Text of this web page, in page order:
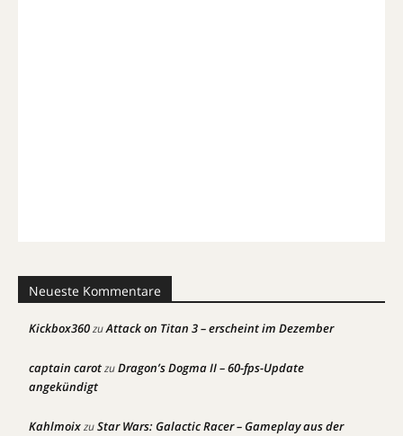
Neueste Kommentare
Kickbox360zuAttack on Titan 3 – erscheint im Dezember
captain carotzuDragon’s Dogma II – 60-fps-Update
angekündigt
KahlmoixzuStar Wars: Galactic Racer – Gameplay aus der